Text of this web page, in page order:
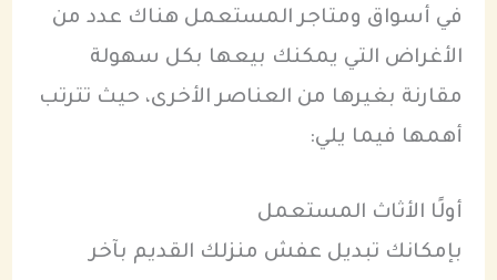
في أسواق ومتاجر المستعمل هناك عدد من
الأغراض التي يمكنك بيعها بكل سهولة
مقارنة بغيرها من العناصر الأخرى، حيث تترتب
أهمها فيما يلي:
أولًا الأثاث المستعمل
بإمكانك تبديل عفش منزلك القديم بآخر